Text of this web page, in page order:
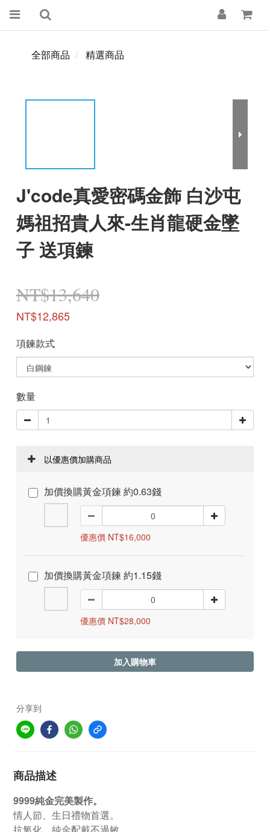
全部商品 精選商品
J'code真愛密碼金飾 白沙屯
媽祖招貴人來-生肖龍硬金墜
子 送項鍊
NT$13,640
NT$12,865
項鍊款式
數量
以優惠價加購商品
加價換購黃金項鍊 約0.63錢
優惠價 NT$16,000
加價換購黃金項鍊 約1.15錢
優惠價 NT$28,000
加入購物車
分享到
商品描述
9999純金完美製作。
情人節、生日禮物首選。